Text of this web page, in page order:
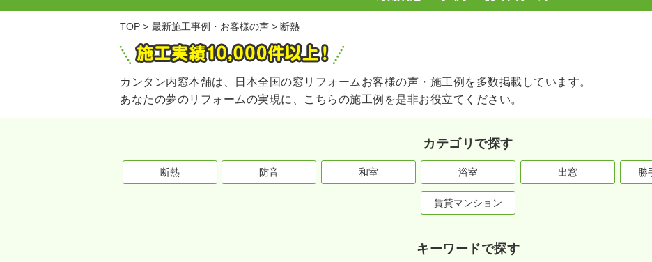
TOP 最新施工事例・お客様の声 断熱
カンタン内窓本舗は、日本全国の窓リフォームお客様の声・施工例を多数掲載しています。
あなたの夢のリフォームの実現に、こちらの施工例を是非お役立てください。
カテゴリで探す
断熱 防音 和室 浴室 出窓 勝
賃貸マンション
キーワードで探す